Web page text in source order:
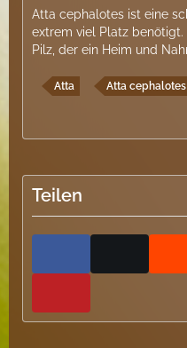
Atta cephalotes ist eine
extrem viel Platz benötigt.
Pilz, der ein Heim und
Atta Atta cephalotes
Teilen